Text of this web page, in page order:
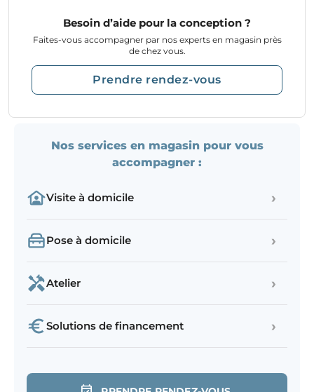
Besoin d’aide pour la conception ?
Faites-vous accompagner par nos experts en magasin près
de chez vous.
Prendre rendez-vous
Nos services en magasin pour vous
accompagner :
Visite à domicile ›
Pose à domicile ›
Atelier ›
Solutions de financement ›